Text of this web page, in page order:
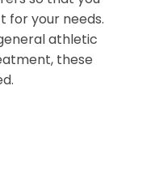
your needs.
athletic
these